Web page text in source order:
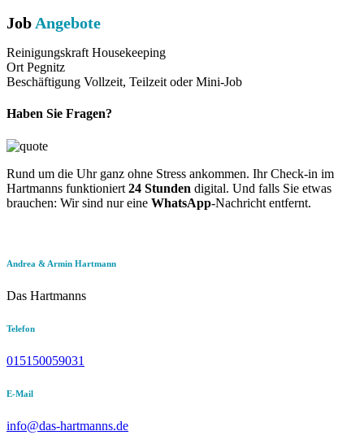
Job Angebote
Reinigungskraft Housekeeping
Ort Pegnitz
Beschäftigung Vollzeit, Teilzeit oder Mini-Job
Haben Sie Fragen?
Rund um die Uhr ganz ohne Stress ankommen. Ihr Check-in im
Hartmanns funktioniert 24 Stunden digital. Und falls Sie etwas
brauchen: Wir sind nur eine WhatsApp-Nachricht entfernt.
Andrea & Armin Hartmann
Das Hartmanns
Telefon
015150059031
E-Mail
info@das-hartmanns.de